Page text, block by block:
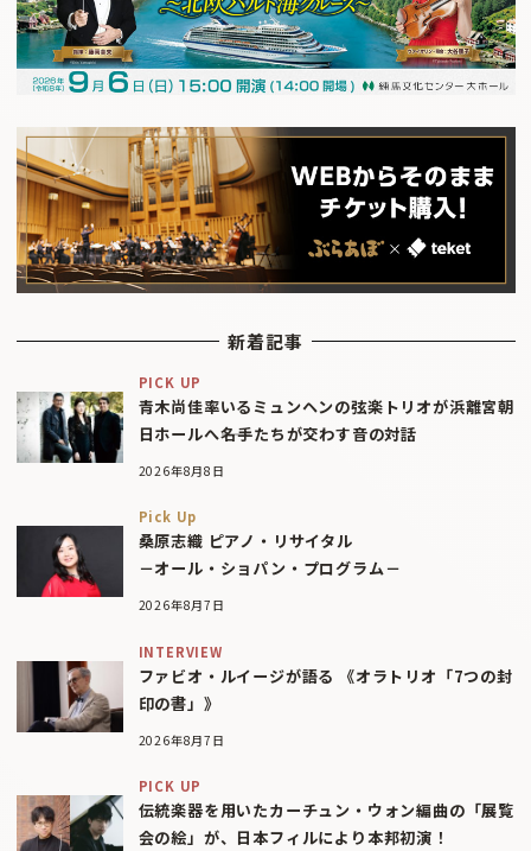
新着記事
PICK UP
青木尚佳率いるミュンヘンの弦楽トリオが浜離宮朝
日ホールへ――名手たちが交わす音の対話
2026年8月8日
Pick Up
桑原志織 ピアノ・リサイタル
－オール・ショパン・プログラム－
2026年8月7日
INTERVIEW
ファビオ・ルイージが語る 《オラトリオ「7つの封
印の書」》
2026年8月7日
PICK UP
伝統楽器を用いたカーチュン・ウォン編曲の「展覧
会の絵」が、日本フィルにより本邦初演！